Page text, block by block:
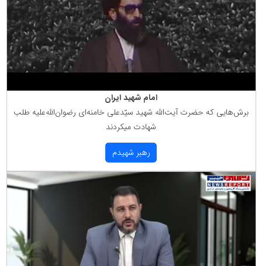
امام شهید ایران
برش‌هایی كه حضرت آیت‌الله شهید سیّدعلی خامنه‌ای رضوان‌الله‌علیه طلب
شهادت میكردند
رهبر شهیدم